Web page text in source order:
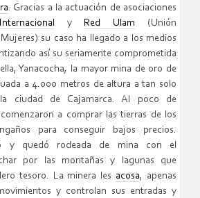
. Gracias a la actuación de asociaciones
y Red Ulam (Unión
su caso ha llegado a los medios
así su seriamente comprometida
Yanacocha, la mayor mina de oro de
a 4.000 metros de altura a tan solo
ciudad de Cajamarca. Al poco de
a comprar las tierras de los
para conseguir bajos precios.
y quedó rodeada de mina con el
por las montañas y lagunas que
tesoro. La minera les acosa, apenas
y controlan sus entradas y